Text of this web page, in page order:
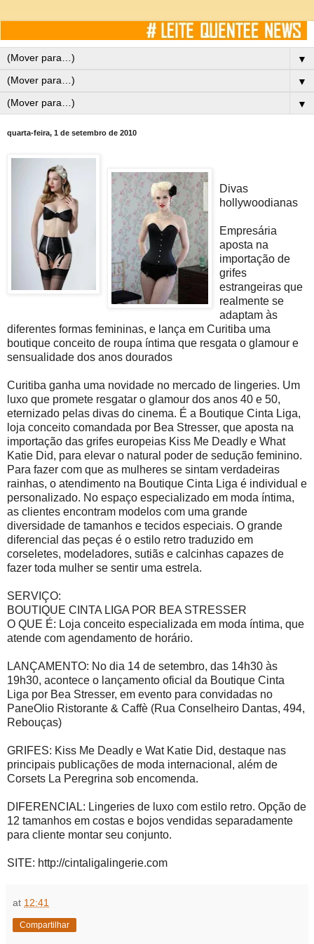
▼
▼
▼
quarta-feira, 1 de setembro de 2010
Divas
hollywoodianas
Empresária
aposta na
importação de
grifes
estrangeiras que
realmente se
adaptam às
diferentes formas femininas, e lança em Curitiba uma
boutique conceito de roupa íntima que resgata o glamour e
sensualidade dos anos dourados
Curitiba ganha uma novidade no mercado de lingeries. Um
luxo que promete resgatar o glamour dos anos 40 e 50,
eternizado pelas divas do cinema. É a Boutique Cinta Liga,
loja conceito comandada por Bea Stresser, que aposta na
importação das grifes europeias Kiss Me Deadly e What
Katie Did, para elevar o natural poder de sedução feminino.
Para fazer com que as mulheres se sintam verdadeiras
rainhas, o atendimento na Boutique Cinta Liga é individual e
personalizado. No espaço especializado em moda íntima,
as clientes encontram modelos com uma grande
diversidade de tamanhos e tecidos especiais. O grande
diferencial das peças é o estilo retro traduzido em
corseletes, modeladores, sutiãs e calcinhas capazes de
fazer toda mulher se sentir uma estrela.
SERVIÇO:
BOUTIQUE CINTA LIGA POR BEA STRESSER
O QUE É: Loja conceito especializada em moda íntima, que
atende com agendamento de horário.
LANÇAMENTO: No dia 14 de setembro, das 14h30 às
19h30, acontece o lançamento oficial da Boutique Cinta
Liga por Bea Stresser, em evento para convidadas no
PaneOlio Ristorante & Caffè (Rua Conselheiro Dantas, 494,
Rebouças)
GRIFES: Kiss Me Deadly e Wat Katie Did, destaque nas
principais publicações de moda internacional, além de
Corsets La Peregrina sob encomenda.
DIFERENCIAL: Lingeries de luxo com estilo retro. Opção de
12 tamanhos em costas e bojos vendidas separadamente
para cliente montar seu conjunto.
SITE: http://cintaligalingerie.com
at 12:41
Compartilhar